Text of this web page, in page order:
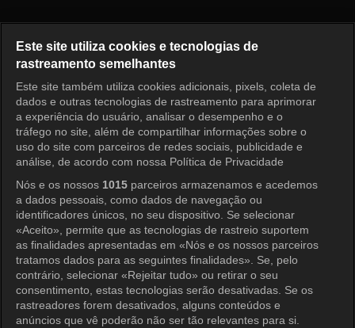
Entrar
Este site utiliza cookies e tecnologias de
rastreamento semelhantes
Este site também utiliza cookies adicionais, pixels, coleta de
dados e outras tecnologias de rastreamento para aprimorar
a experiência do usuário, analisar o desempenho e o
tráfego no site, além de compartilhar informações sobre o
uso do site com parceiros de redes sociais, publicidade e
análise, de acordo com nossa Política de Privacidade
Nós e os nossos 1015 parceiros armazenamos e acedemos
a dados pessoais, como dados de navegação ou
identificadores únicos, no seu dispositivo. Se selecionar
«Aceito», permite que as tecnologias de rastreio suportem
as finalidades apresentadas em «Nós e os nossos parceiros
tratamos dados para as seguintes finalidades». Se, pelo
contrário, selecionar «Rejeitar tudo» ou retirar o seu
consentimento, estas tecnologias serão desativadas. Se os
rastreadores forem desativados, alguns conteúdos e
anúncios que vê poderão não ser tão relevantes para si.